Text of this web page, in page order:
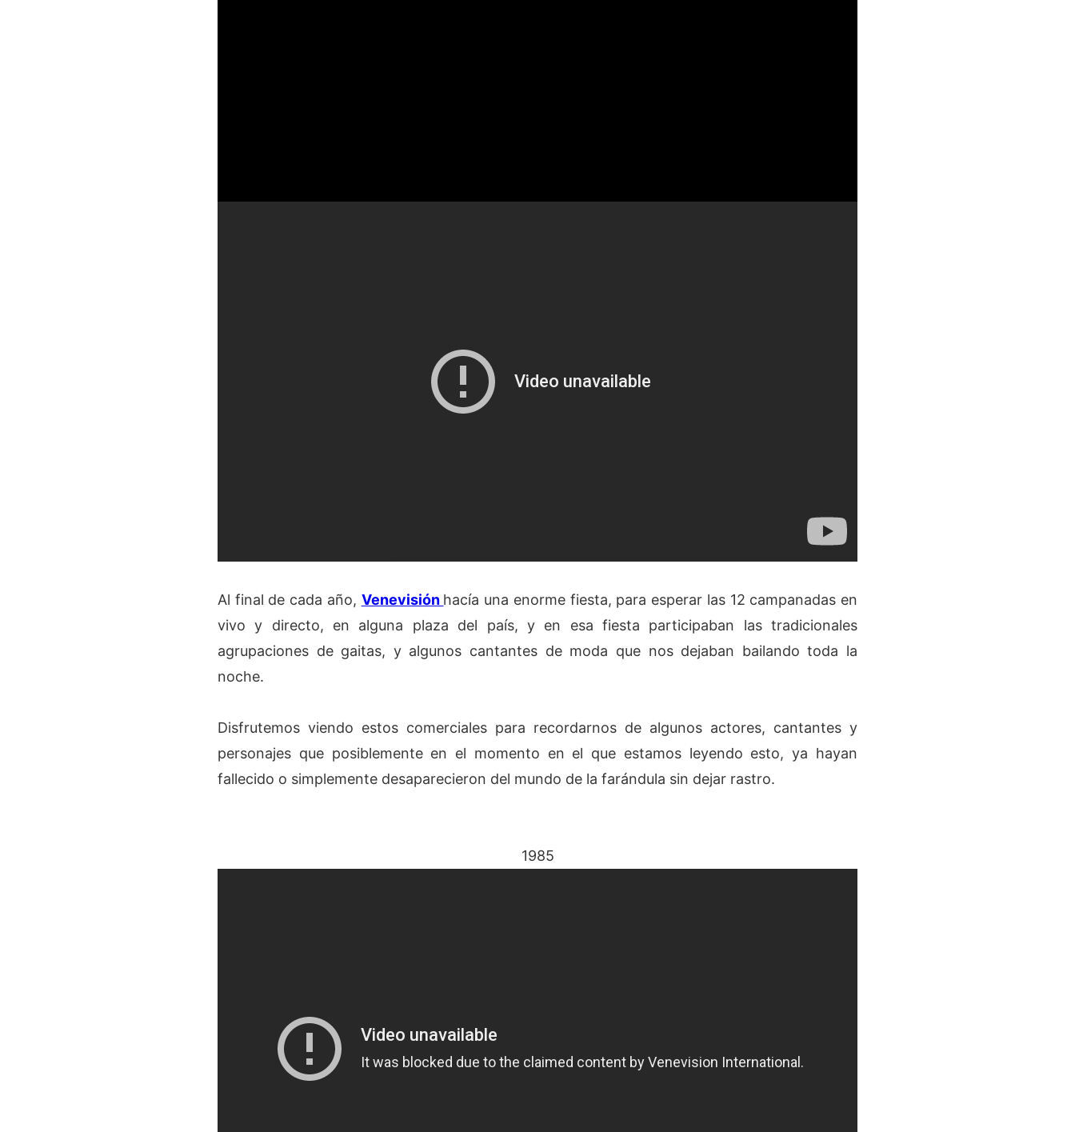
Al final de cada año, Venevisión hacía una enorme fiesta, para esperar las 12 campanadas en
vivo y directo, en alguna plaza del país, y en esa fiesta participaban las tradicionales
agrupaciones de gaitas, y algunos cantantes de moda que nos dejaban bailando toda la
noche.
Disfrutemos viendo estos comerciales para recordarnos de algunos actores, cantantes y
personajes que posiblemente en el momento en el que estamos leyendo esto, ya hayan
fallecido o simplemente desaparecieron del mundo de la farándula sin dejar rastro.
1985